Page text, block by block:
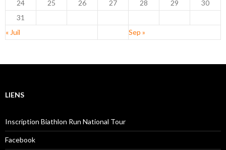
24 25 26 27 28 29
30
31
« Juil
Sep »
LIENS
Inscription Biathlon Run National Tour
Facebook